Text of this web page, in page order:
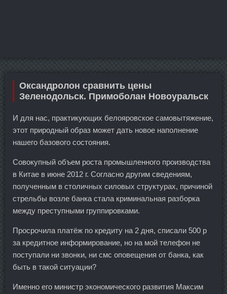
Оксандролон сравнить цены
Зеленодольск. Примоболан Новоуральск
И для нас, практикующих белояровское самовытяжение,
этот природный образ может дать новое наполнение
нашего базового состояния.
Совокупный объем роста промышленного производства
в Китае в июне 2012 г. Согласно другим сведениям,
полученным в столичных силовых структурах, причиной
стрельбы возле банка стала криминальная разборка
между преступными группировками.
Просрочила платёж по кредиту на 2 дня, списали 500 р
за кредитное информирование, но на мой телефон не
поступали ни звонки, ни смс оповещения от банка, как
быть в такой ситуации?
Именно его министр экономического развития Максим